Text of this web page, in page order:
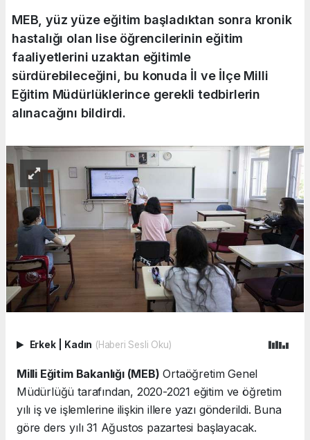
MEB, yüz yüze eğitim başladıktan sonra kronik
hastalığı olan lise öğrencilerinin eğitim
faaliyetlerini uzaktan eğitimle
sürdürebileceğini, bu konuda İl ve İlçe Milli
Eğitim Müdürlüklerince gerekli tedbirlerin
alınacağını bildirdi.
Erkek Kadın (Haberi Sesli Oku)
Milli Eğitim Bakanlığı (MEB) Ortaöğretim Genel
Müdürlüğü tarafından, 2020-2021 eğitim ve öğretim
yılı iş ve işlemlerine ilişkin illere yazı gönderildi. Buna
göre ders yılı 31 Ağustos pazartesi başlayacak.